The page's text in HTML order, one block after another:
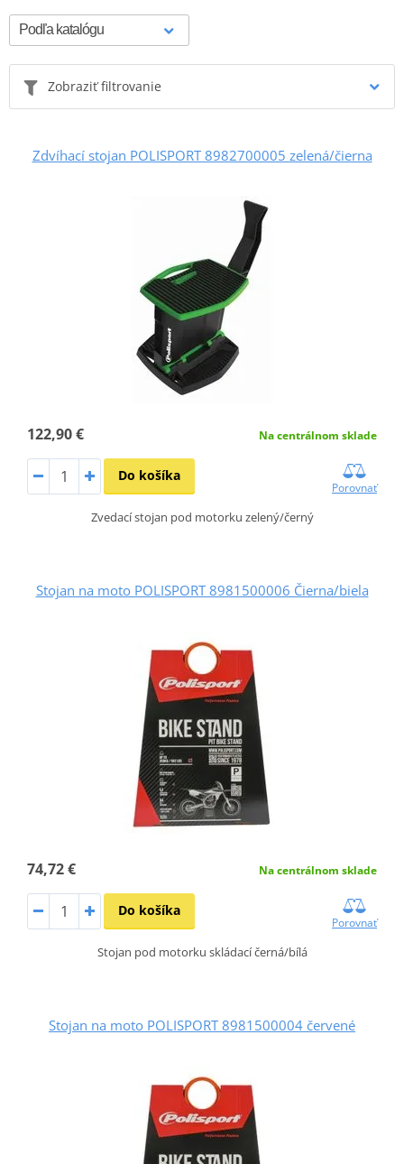
Zobraziť filtrovanie
Zdvíhací stojan POLISPORT 8982700005 zelená/čierna
122,90 € Na centrálnom sklade
Do košíka
Porovnať
Zvedací stojan pod motorku zelený/černý
Stojan na moto POLISPORT 8981500006 Čierna/biela
74,72 € Na centrálnom sklade
Do košíka
Porovnať
Stojan pod motorku skládací černá/bílá
Stojan na moto POLISPORT 8981500004 červené